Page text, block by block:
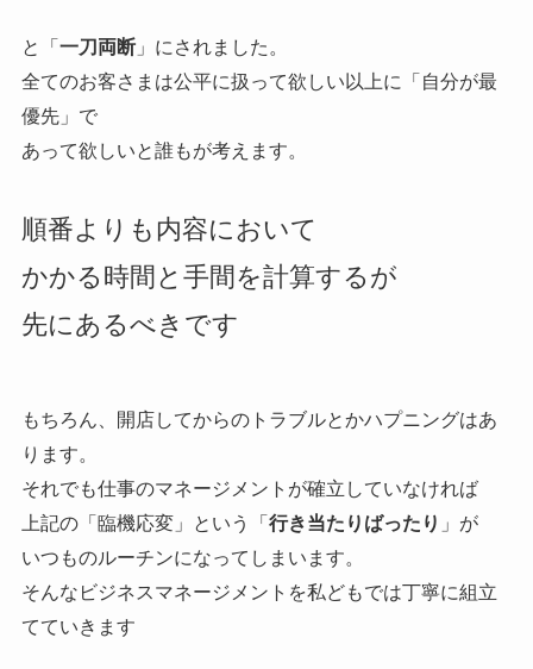
と「一刀両断」にされました。
全てのお客さまは公平に扱って欲しい以上に「自分が最
優先」で
あって欲しいと誰もが考えます。
順番よりも内容において
かかる時間と手間を計算するが
先にあるべきです
もちろん、開店してからのトラブルとかハプニングはあ
ります。
それでも仕事のマネージメントが確立していなければ
上記の「臨機応変」という「行き当たりばったり 」が
いつものルーチンになってしまいます。
そんなビジネスマネージメントを私どもでは丁寧に組立
てていきます